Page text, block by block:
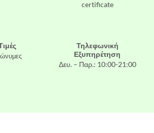
certificate
Τηλεφωνική
Εξυπηρέτηση
Δευ. – Παρ.: 10:00-21:00